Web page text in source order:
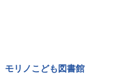
モリノこども図書館